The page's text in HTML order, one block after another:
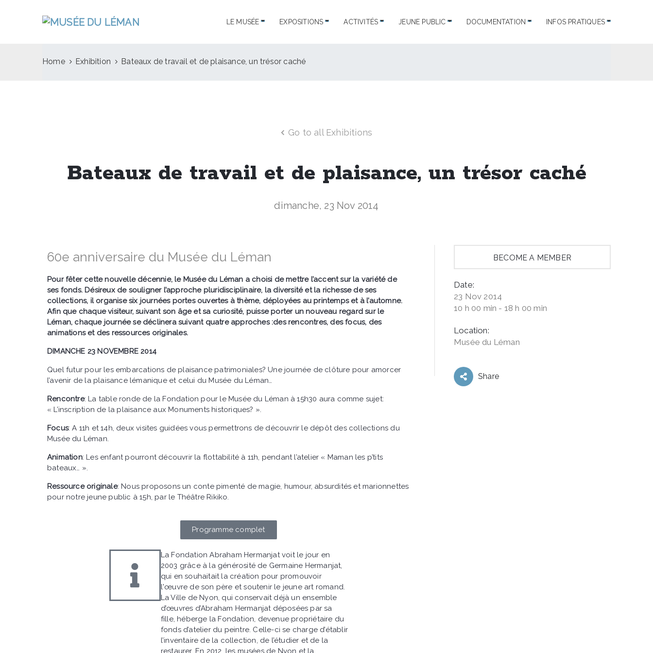
LE MUSÉE EXPOSITIONS ACTIVITÉS JEUNE PUBLIC DOCUMENTATION INFOS PRATIQUES
Home Exhibition Bateaux de travail et de plaisance, un trésor caché
Go to all Exhibitions
Bateaux de travail et de plaisance, un trésor caché
dimanche, 23 Nov 2014
60e anniversaire du Musée du Léman
Pour fêter cette nouvelle décennie, le Musée du Léman a choisi de mettre l’accent sur la variété de
ses fonds. Désireux de souligner l’approche pluridisciplinaire, la diversité et la richesse de ses
collections, il organise six journées portes ouvertes à thème, déployées au printemps et à l’automne.
Afin que chaque visiteur, suivant son âge et sa curiosité, puisse porter un nouveau regard sur le
Léman, chaque journée se déclinera suivant quatre approches :des rencontres, des focus, des
animations et des ressources originales.
DIMANCHE 23 NOVEMBRE 2014
Quel futur pour les embarcations de plaisance patrimoniales? Une journée de clôture pour amorcer
l’avenir de la plaisance lémanique et celui du Musée du Léman…
Rencontre: La table ronde de la Fondation pour le Musée du Léman à 15h30 aura comme sujet:
« L’inscription de la plaisance aux Monuments historiques? ».
Focus: A 11h et 14h, deux visites guidées vous permettrons de découvrir le dépôt des collections du
Musée du Léman.
Animation: Les enfant pourront découvrir la flottabilité à 11h, pendant l’atelier « Maman les p’tits
bateaux… ».
Ressource originale: Nous proposons un conte pimenté de magie, humour, absurdités et marionnettes
pour notre jeune public à 15h, par le Théâtre Rikiko.
Programme complet
La Fondation Abraham Hermanjat voit le jour en
2003 grâce à la générosité de Germaine Hermanjat,
qui en souhaitait la création pour promouvoir
l'œuvre de son père et soutenir le jeune art romand.
La Ville de Nyon, qui conservait déjà un ensemble
d’œuvres d’Abraham Hermanjat déposées par sa
fille, héberge la Fondation, devenue propriétaire du
fonds d’atelier du peintre. Celle-ci se charge d’établir
l’inventaire de la collection, de l’étudier et de la
restaurer. En 2012, les musées de Nyon et la
BECOME A MEMBER
Date:
23 Nov 2014
10 h 00 min - 18 h 00 min
Location:
Musée du Léman
Share